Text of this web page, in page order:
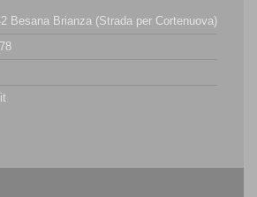
Besana Brianza (Strada per Cortenuova)